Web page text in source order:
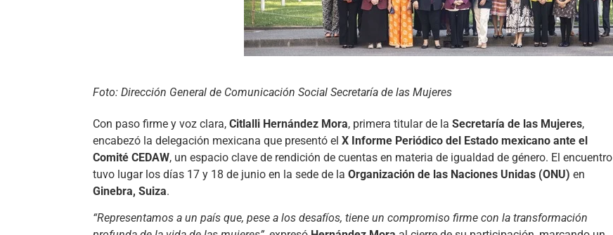
Foto: Dirección General de Comunicación Social Secretaría de las Mujeres
Con paso firme y voz clara, Citlalli Hernández Mora, primera titular de la Secretaría de las Mujeres,
encabezó la delegación mexicana que presentó el X Informe Periódico del Estado mexicano ante el
Comité CEDAW, un espacio clave de rendición de cuentas en materia de igualdad de género. El encuentro
tuvo lugar los días 17 y 18 de junio en la sede de la Organización de las Naciones Unidas (ONU) en
Ginebra, Suiza.
“Representamos a un país que, pese a los desafíos, tiene un compromiso firme con la transformación